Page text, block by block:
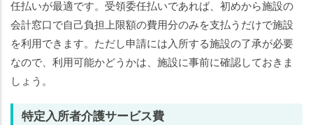
任払いが最適です。受領委任払いであれば、初めから施設の
会計窓口で自己負担上限額の費用分のみを支払うだけで施設
を利用できます。ただし申請には入所する施設の了承が必要
なので、利用可能かどうかは、施設に事前に確認しておきま
しょう。
特定入所者介護サービス費